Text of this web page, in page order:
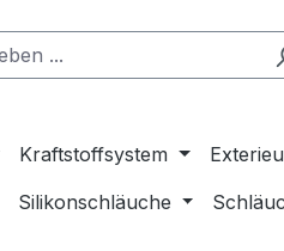
Kraftstoffsystem
Silikonschläuche